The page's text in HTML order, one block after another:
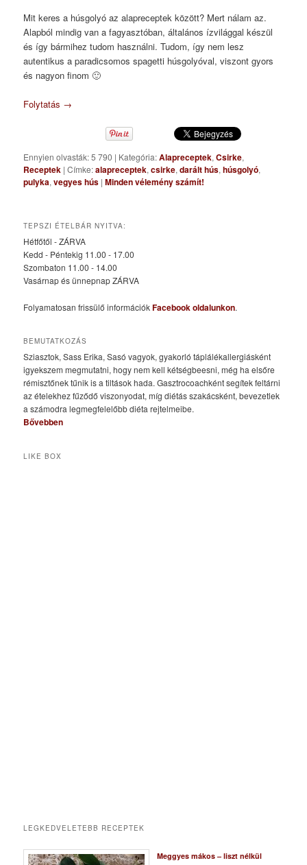
Mit keres a húsgolyó az alapreceptek között? Mert nálam az.
Alapból mindig van a fagyasztóban, általános ízvilággal készül
és így bármihez tudom használni. Tudom, így nem lesz
autentikus a paradicsomos spagetti húsgolyóval, viszont gyors
és nagyon finom 🙂
Folytatás →
Ennyien olvasták: 5 790 | Kategória:Alapreceptek,Csirke,
Receptek |Címke:alapreceptek,csirke,darált hús,húsgolyó,
pulyka,vegyes hús |Minden vélemény számít!
TEPSZI ÉTELBÁR NYITVA:
Hétfőtől - ZÁRVA
Kedd - Péntekig 11.00 - 17.00
Szombaton 11.00 - 14.00
Vasárnap és ünnepnap ZÁRVA
Folyamatosan frissülő információkFacebook oldalunkon.
BEMUTATKOZÁS
Sziasztok, Sass Erika, Sasó vagyok, gyakorló táplálékallergiásként
igyekszem megmutatni, hogy nem kell kétségbeesni, még ha elsőre
rémisztőnek tűnik is a tiltások hada. Gasztrocoachként segítek feltárni
az ételekhez fűződő viszonyodat, míg diétás szakácsként, bevezetlek
a számodra legmegfelelőbb diéta rejtelmeibe.
Bővebben
LIKE BOX
LEGKEDVELETEBB RECEPTEK
Meggyes mákos – liszt nélkül